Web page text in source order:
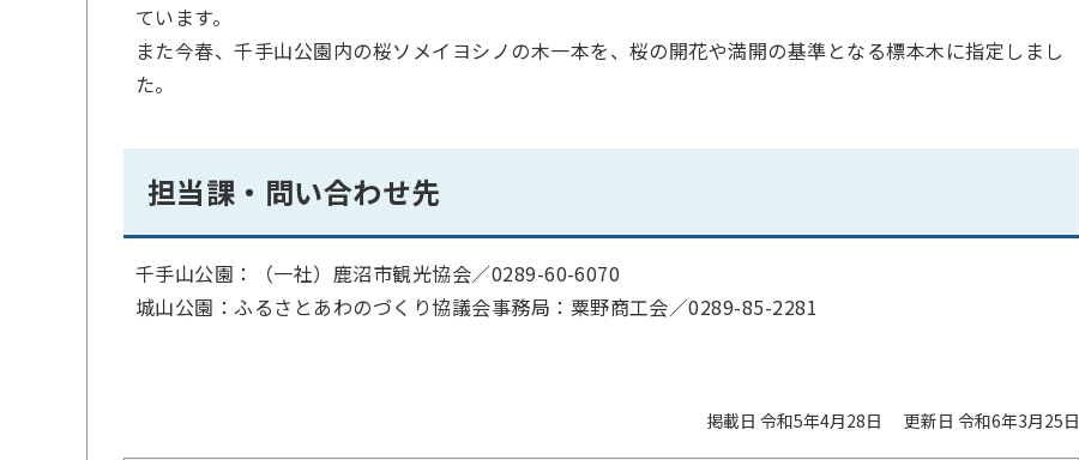
ています。
また今春、千手山公園内の桜ソメイヨシノの木一本を、桜の開花や満開の基準となる標本木に指定しまし
た。
担当課・問い合わせ先
千手山公園：（一社）鹿沼市観光協会／0289-60-6070
城山公園：ふるさとあわのづくり協議会事務局：粟野商工会／0289-85-2281
掲載日 令和5年4月28日 更新日 令和6年3月25日